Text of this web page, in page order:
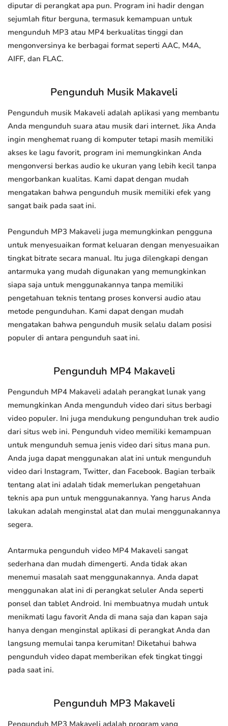
diputar di perangkat apa pun. Program ini hadir dengan
sejumlah fitur berguna, termasuk kemampuan untuk
mengunduh MP3 atau MP4 berkualitas tinggi dan
mengonversinya ke berbagai format seperti AAC, M4A,
AIFF, dan FLAC.
Pengunduh Musik Makaveli
Pengunduh musik Makaveli adalah aplikasi yang membantu
Anda mengunduh suara atau musik dari internet. Jika Anda
ingin menghemat ruang di komputer tetapi masih memiliki
akses ke lagu favorit, program ini memungkinkan Anda
mengonversi berkas audio ke ukuran yang lebih kecil tanpa
mengorbankan kualitas. Kami dapat dengan mudah
mengatakan bahwa pengunduh musik memiliki efek yang
sangat baik pada saat ini.
Pengunduh MP3 Makaveli juga memungkinkan pengguna
untuk menyesuaikan format keluaran dengan menyesuaikan
tingkat bitrate secara manual. Itu juga dilengkapi dengan
antarmuka yang mudah digunakan yang memungkinkan
siapa saja untuk menggunakannya tanpa memiliki
pengetahuan teknis tentang proses konversi audio atau
metode pengunduhan. Kami dapat dengan mudah
mengatakan bahwa pengunduh musik selalu dalam posisi
populer di antara pengunduh saat ini.
Pengunduh MP4 Makaveli
Pengunduh MP4 Makaveli adalah perangkat lunak yang
memungkinkan Anda mengunduh video dari situs berbagi
video populer. Ini juga mendukung pengunduhan trek audio
dari situs web ini. Pengunduh video memiliki kemampuan
untuk mengunduh semua jenis video dari situs mana pun.
Anda juga dapat menggunakan alat ini untuk mengunduh
video dari Instagram, Twitter, dan Facebook. Bagian terbaik
tentang alat ini adalah tidak memerlukan pengetahuan
teknis apa pun untuk menggunakannya. Yang harus Anda
lakukan adalah menginstal alat dan mulai menggunakannya
segera.
Antarmuka pengunduh video MP4 Makaveli sangat
sederhana dan mudah dimengerti. Anda tidak akan
menemui masalah saat menggunakannya. Anda dapat
menggunakan alat ini di perangkat seluler Anda seperti
ponsel dan tablet Android. Ini membuatnya mudah untuk
menikmati lagu favorit Anda di mana saja dan kapan saja
hanya dengan menginstal aplikasi di perangkat Anda dan
langsung memulai tanpa kerumitan! Diketahui bahwa
pengunduh video dapat memberikan efek tingkat tinggi
pada saat ini.
Pengunduh MP3 Makaveli